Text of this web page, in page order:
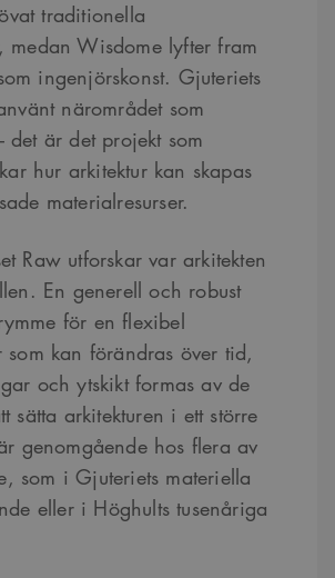
traditionella
medan Wisdome lyfter fram
ingenjörskonst. Gjuteriets
närområdet som
det är det projekt som
hur arkitektur kan skapas
materialresurser.
Raw utforskar var arkitekten
En generell och robust
för en flexibel
som kan förändras över tid,
och ytskikt formas av de
sätta arkitekturen i ett större
genomgående hos flera av
som i Gjuteriets materiella
eller i Höghults tusenåriga